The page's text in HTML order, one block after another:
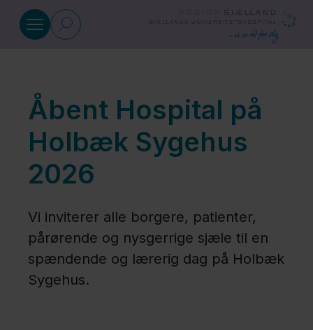
Patient og
pårørende
vej
Job og
Åbent Hospital på
Holbæk Sygehus
2026
Vi inviterer alle borgere, patienter,
pårørende og nysgerrige sjæle til en
spændende og lærerig dag på Holbæk
Sygehus.